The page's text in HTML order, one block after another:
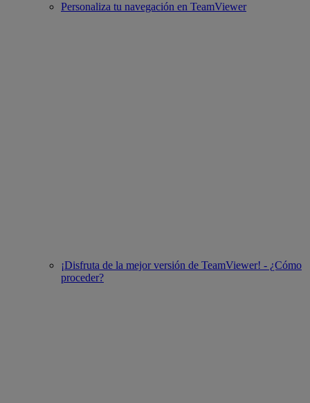
Personaliza tu navegación en TeamViewer
¡Disfruta de la mejor versión de TeamViewer! - ¿Cómo
proceder?